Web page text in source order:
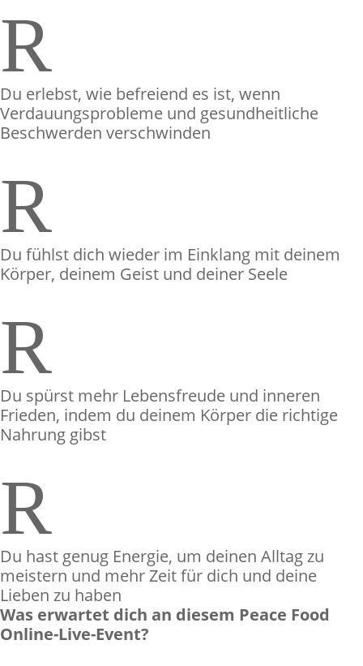
R
Du erlebst, wie befreiend es ist, wenn
Verdauungsprobleme und gesundheitliche
Beschwerden verschwinden
R
Du fühlst dich wieder im Einklang mit deinem
Körper, deinem Geist und deiner Seele
R
Du spürst mehr Lebensfreude und inneren
Frieden, indem du deinem Körper die richtige
Nahrung gibst
R
Du hast genug Energie, um deinen Alltag zu
meistern und mehr Zeit für dich und deine
Lieben zu haben
Was erwartet dich an diesem Peace Food
Online-Live-Event?